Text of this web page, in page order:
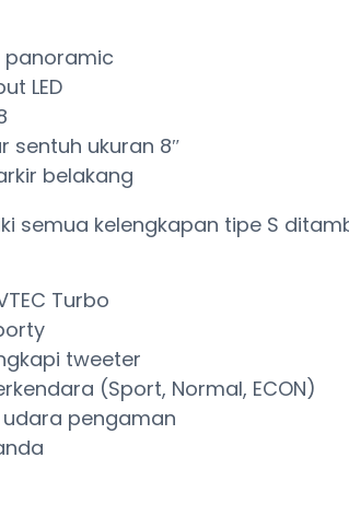
LED
sentuh ukuran 8″
belakang
semua kelengkapan tipe S
Turbo
tweeter
(Sport, Normal, ECON)
pengaman